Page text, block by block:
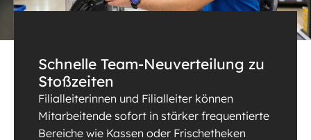
Schnelle Team-Neuverteilung zu
Stoßzeiten
Filialleiterinnen und Filialleiter können
Mitarbeitende sofort in stärker frequentierte
Bereiche wie Kassen oder Frischetheken